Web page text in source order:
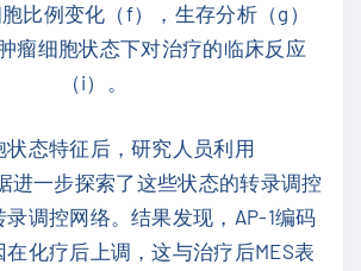
比例变化（f），生存分析（g）
瘤细胞状态下对治疗的临床反应
（i）。
态特征后，研究人员利用
进一步探索了这些状态的转录调控
调控网络。结果发现，AP-1编码
化疗后上调，这与治疗后MES表